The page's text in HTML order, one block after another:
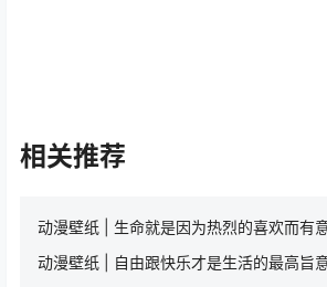
相关推荐
动漫壁纸 | 生命就是因为热烈的喜欢而有
动漫壁纸 | 自由跟快乐才是生活的最高旨